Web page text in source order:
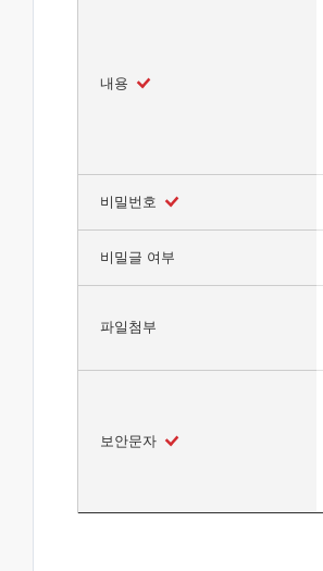
내용
비밀번호
비밀글 여부
파일첨부
보안문자